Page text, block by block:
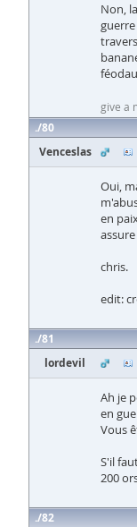
Non,
give a
80
Venceslas
Oui,
en
chris.
edit:
81
lordevil
Ah je
en
Vous
S'il
200
82